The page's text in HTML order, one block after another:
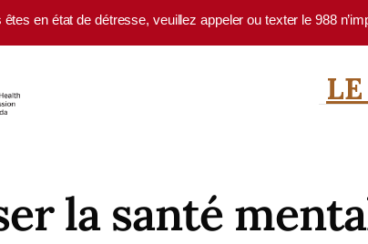
êtes en état de détresse, veuillez appeler ou texter le 988
la santé